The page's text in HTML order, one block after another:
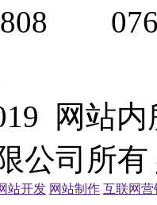
网站
公司所有
站开发 网站制作 互联网营